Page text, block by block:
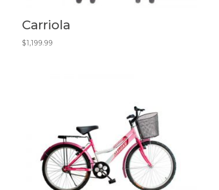
Carriola
$1,199.99